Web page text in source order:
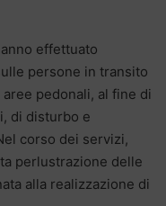
effettuato
persone in transito
pedonali, al fine di
di disturbo e
corso dei servizi,
perlustrazione delle
alla realizzazione di